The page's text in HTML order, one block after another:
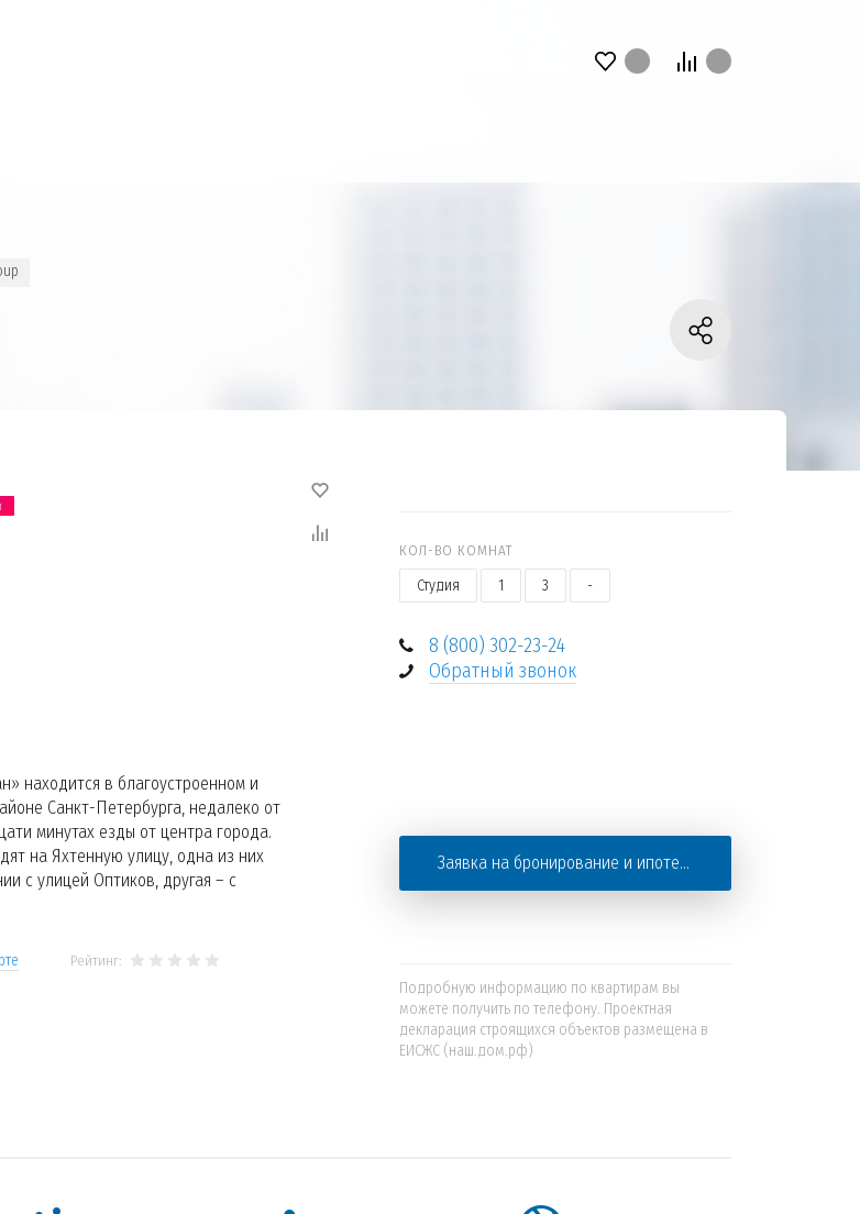
находится в благоустроенном и
Санкт-Петербурга, недалеко от
минутах езды от центра города.
на Яхтенную улицу, одна из них
с улицей Оптиков, другая – с
Рейтинг:
КОЛ-ВО КОМНАТ
Студия 1 3 -
8 (800) 302-23-24
Обратный звонок
Заявка на бронирование и ипотеку
Подробную информацию по квартирам вы
можете получить по телефону. Проектная
декларация строящихся объектов размещена в
ЕИСЖС (наш.дом.рф)